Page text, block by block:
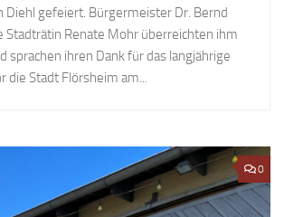
Diehl gefeiert. Bürgermeister Dr. Bernd
Stadträtin Renate Mohr überreichten ihm
sprachen ihren Dank für das langjährige
die Stadt Flörsheim am...
0